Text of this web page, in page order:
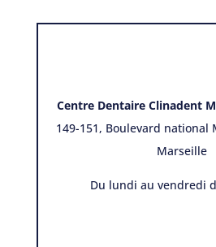
Centre Dentaire Clinadent
149-151, Boulevard national
Marseille
Du lundi au vendredi